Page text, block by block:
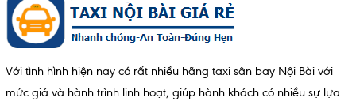
Với tình hình hiện nay có rất nhiều hãng taxi sân bay Nội Bài với
mức giá và hành trình linh hoạt, giúp hành khách có nhiều sự lựa